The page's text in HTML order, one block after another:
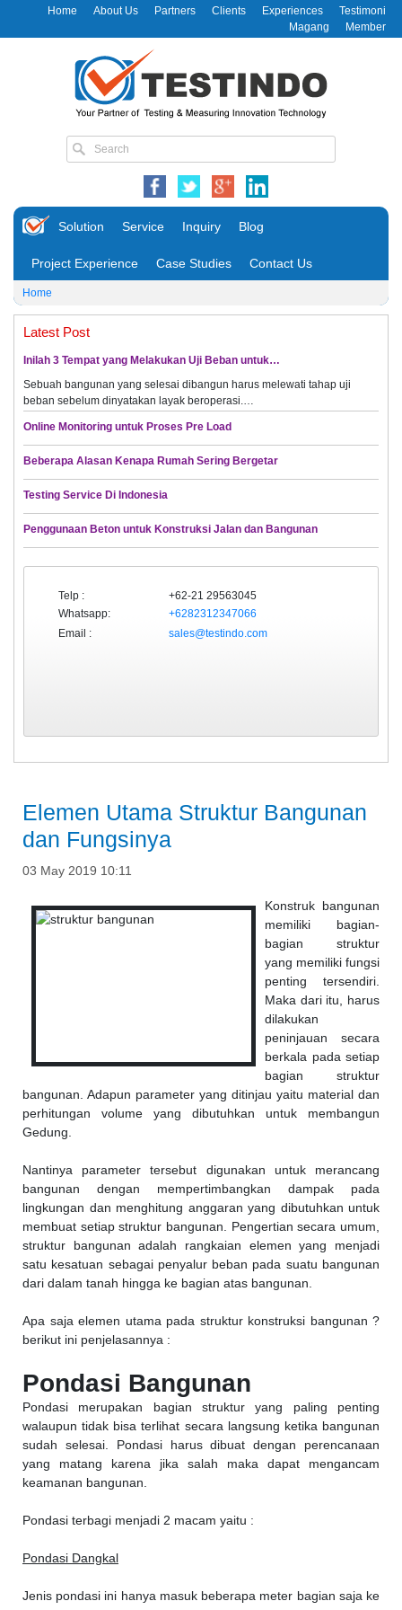
Home About Us Partners Clients Experiences
Testimoni
Magang
Member
Solution Service Inquiry Blog
Project Experience Case Studies Contact Us
Home
Latest Post
Inilah 3 Tempat yang Melakukan Uji Beban untuk…
Sebuah bangunan yang selesai dibangun harus melewati tahap uji
beban sebelum dinyatakan layak beroperasi.…
Online Monitoring untuk Proses Pre Load
Beberapa Alasan Kenapa Rumah Sering Bergetar
Testing Service Di Indonesia
Penggunaan Beton untuk Konstruksi Jalan dan Bangunan
Telp :
+62-21 29563045
Whatsapp:
+6282312347066
Email :
sales@testindo.com
Elemen Utama Struktur Bangunan
dan Fungsinya
03 May 2019 10:11
Konstruk bangunan
memiliki bagian-
bagian struktur
yang memiliki fungsi
penting tersendiri.
Maka dari itu, harus
dilakukan
peninjauan secara
berkala pada setiap
bagian struktur
bangunan. Adapun parameter yang ditinjau yaitu material dan
perhitungan volume yang dibutuhkan untuk membangun
Gedung.
Nantinya parameter tersebut digunakan untuk merancang
bangunan dengan mempertimbangkan dampak pada
lingkungan dan menghitung anggaran yang dibutuhkan untuk
membuat setiap struktur bangunan. Pengertian secara umum,
struktur bangunan adalah rangkaian elemen yang menjadi
satu kesatuan sebagai penyalur beban pada suatu bangunan
dari dalam tanah hingga ke bagian atas bangunan.
Apa saja elemen utama pada struktur konstruksi bangunan ?
berikut ini penjelasannya :
Pondasi Bangunan
Pondasi merupakan bagian struktur yang paling penting
walaupun tidak bisa terlihat secara langsung ketika bangunan
sudah selesai. Pondasi harus dibuat dengan perencanaan
yang matang karena jika salah maka dapat mengancam
keamanan bangunan.
Pondasi terbagi menjadi 2 macam yaitu :
Pondasi Dangkal
Jenis pondasi ini hanya masuk beberapa meter bagian saja ke